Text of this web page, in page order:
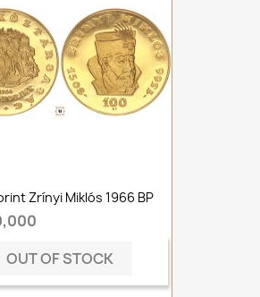
Zrínyi Miklós 1966 BP
OUT OF STOCK